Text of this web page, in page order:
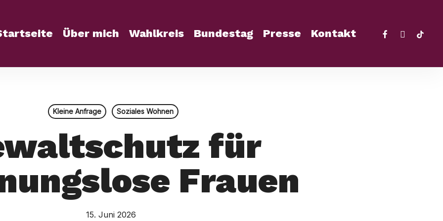
Über mich Wahlkreis Bundestag Presse Kontakt facebook
Kleine Anfrage Soziales Wohnen
für
Frauen
15. Juni 2026